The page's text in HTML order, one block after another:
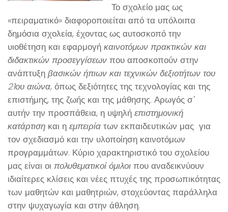
Το σχολείο μας ως
«πειραματικό» διαφοροποιείται από τα υπόλοιπα
δημόσια σχολεία, έχοντας ως αυτοσκοπό την
υιοθέτηση και εφαρμογή καινοτόμων πρακτικών και
διδακτικών προσεγγίσεων που αποσκοπούν στην
ανάπτυξη βασικών ήπιων και τεχνικών δεξιοτήτων του
21ου αιώνα, όπως δεξιότητες της τεχνολογίας και της
επιστήμης, της ζωής και της μάθησης. Αρωγός σ΄
αυτήν την προσπάθεια, η υψηλή επιστημονική
κατάρτιση και η εμπειρία των εκπαιδευτικών μας για
τον σχεδιασμό και την υλοποίηση καινοτόμων
προγραμμάτων. Κύριο χαρακτηριστικό του σχολείου
μας είναι οι πολυθεματικοί όμιλοι που αναδεικνύουν
ιδιαίτερες κλίσεις και νέες πτυχές της προσωπικότητας
των μαθητών και μαθητριών, στοχεύοντας παράλληλα
στην ψυχαγωγία και στην άθληση.